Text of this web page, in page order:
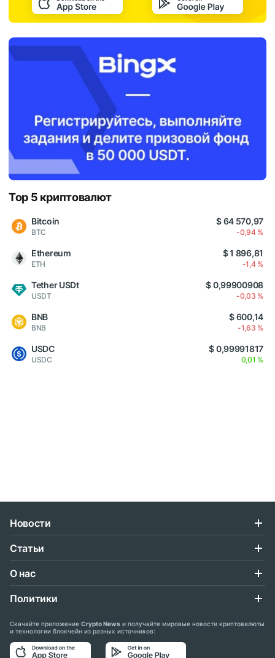
Top 5 криптовалют
Bitcoin
BTC
$ 64 570,97
-0,94 %
Ethereum
ETH
$ 1 896,81
-1,4 %
Tether USDt
USDT
$ 0,99900908
-0,03 %
BNB
BNB
$ 600,14
-1,63 %
USDC
USDC
$ 0,99991817
0,01 %
Новости
Статьи
О нас
Политики
Скачайте приложение Crypto News и получайте мировые новости криптовалюты
и технологии блокчейн из разных источников: